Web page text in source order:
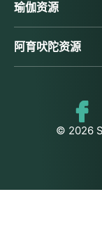
瑜伽资源
阿育吠陀资源
© 2026